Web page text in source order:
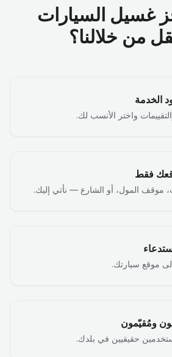
غسيل السيارات
من خلالنا؟
الخدمة
واختر الأنسب لك.
فقط
موقف المول، أو الشارع — نأتي إليك.
موقع سيارتك.
ومُقيّمون
حقيقيين في بلدك.